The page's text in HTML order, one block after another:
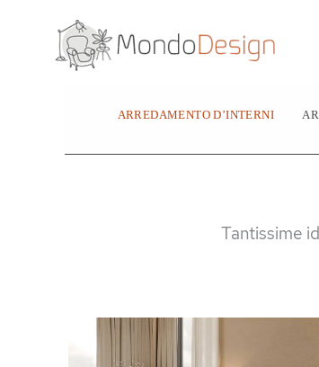
contenuto
ARREDAMENTO D’INTERNI
Tantissime